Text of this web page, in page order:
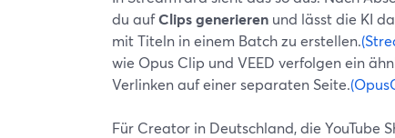
du aufClips generieren und lässt die KI
mit Titeln in einem Batch zu erstellen.
wie Opus Clip und VEED verfolgen ein
Verlinken auf einer separaten Seite.
Für Creator in Deutschland, die YouTube